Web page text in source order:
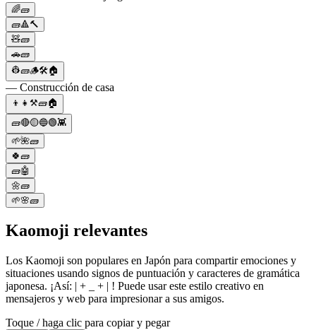
🌈🧱
🧱🔺🔨
🧸🧱
🚗🧱
👷🧱🪵🛠🏠
— Construcción de casa
👦👧⚒️🧱🏠
🧱🔴🟡🔵🟢👾
🌱🌺🧱
🍀🧱
🧱🤖
🌼🧱
🌱🌸🧱
Kaomoji relevantes
Los Kaomoji son populares en Japón para compartir emociones y
situaciones usando signos de puntuación y caracteres de gramática
japonesa. ¡Así: | + _ + | ! Puede usar este estilo creativo en
mensajeros y web para impresionar a sus amigos.
Toque / haga clic para copiar y pegar